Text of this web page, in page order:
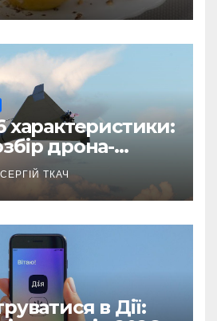
характеристики:
дрона-
СЕРГІЙ ТКАЧ
в Дії: